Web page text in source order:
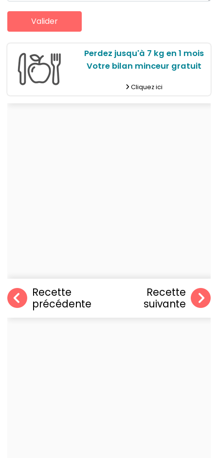
Perdez jusqu'à 7 kg en 1 mois
Votre bilan minceur gratuit
Cliquez ici
Recette
précédente
Recette
suivante